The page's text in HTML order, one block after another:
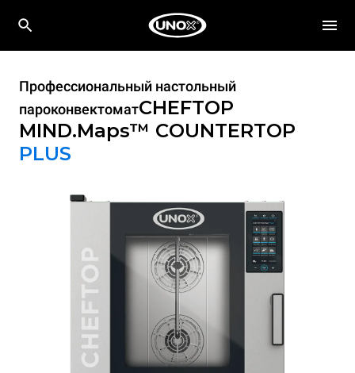
Профессиональный настольный
пароконвектоматCHEFTOP
MIND.Maps™ COUNTERTOP
PLUS